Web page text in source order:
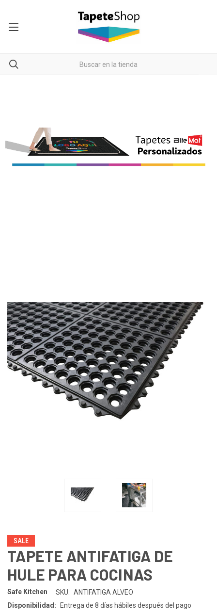
SALE
TAPETE ANTIFATIGA DE
HULE PARA COCINAS
Safe Kitchen SKU: ANTIFATIGA ALVEO
Disponibilidad:
Entrega de 8 días hábiles después del pago